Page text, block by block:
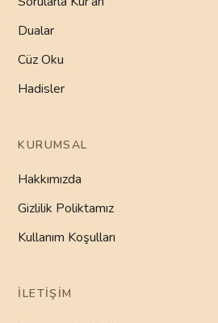
Dualar
Cüz Oku
Hadisler
KURUMSAL
Hakkımızda
Gizlilik Poliktamız
Kullanım Koşulları
İLETIŞIM